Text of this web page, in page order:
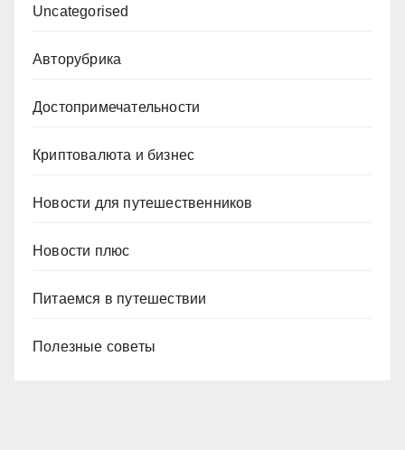
Uncategorised
Авторубрика
Достопримечательности
Криптовалюта и бизнес
Новости для путешественников
Новости плюс
Питаемся в путешествии
Полезные советы